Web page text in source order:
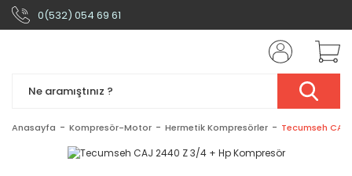
0(532) 054 69 61
Anasayfa Kompresör-Motor Hermetik Kompresörler Tecumseh